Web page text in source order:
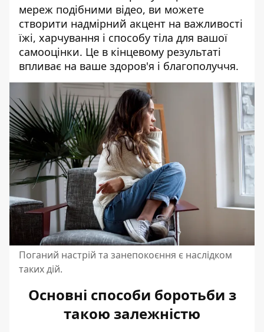
мереж подібними відео, ви можете
створити надмірний акцент на важливості
їжі, харчування і способу тіла для вашої
самооцінки. Це в кінцевому результаті
впливає на ваше здоров'я і благополуччя.
Поганий настрій та занепокоєння є наслідком
таких дій.
Основні способи боротьби з
такою залежністю